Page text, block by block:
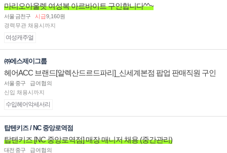
마리오아울렛 여성복 아르바이트 구인합니다^^~
서울 금천구 시급9,160원
경력무관 채용시까지
여성캐주얼
㈜에스제이그룹
헤어ACC 브랜드[알렉산드르드파리]_신세계본점 팝업 판매직원 구인
서울 중구
급여협의
신입 채용시까지
수입헤어악세서리
탑텐키즈 / NC 중앙로역점
탑텐키즈 [NC 중앙로역점] 매장 매니저 채용 (중간관리)
대전 중구
급여협의